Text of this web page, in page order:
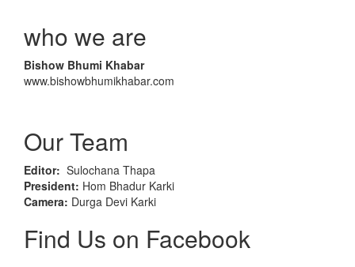
who we are
Bishow Bhumi Khabar
www.bishowbhumikhabar.com
Our Team
Editor: Sulochana Thapa
President: Hom Bhadur Karki
Camera: Durga Devi Karki
Find Us on Facebook